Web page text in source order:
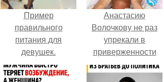
Пример
правильного
питания для
девушек.
Анастасию
Волочкову не раз
упрекали в
приверженности
устаревшим бьюти -
процедурам.